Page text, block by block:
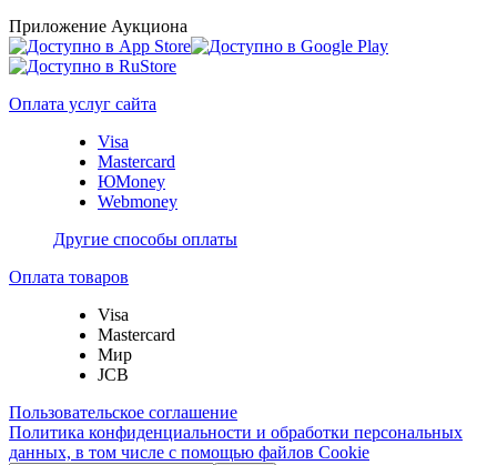
Приложение Аукциона
Оплата услуг сайта
Visa
Mastercard
ЮMoney
Webmoney
Другие способы оплаты
Оплата товаров
Visa
Mastercard
Мир
JCB
Пользовательское соглашение
Политика конфиденциальности и обработки персональных
данных, в том числе с помощью файлов Cookie